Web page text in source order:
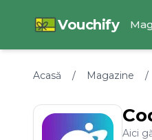
Vouchify
Acasă / Magazine /
Aici